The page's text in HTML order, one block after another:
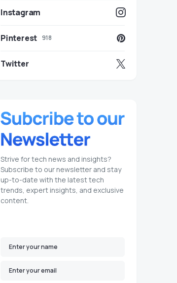
Instagram
Pinterest 918
Twitter
Strive for tech news and insights?
Subscribe to our newsletter and stay
up-to-date with the latest tech
trends, expert insights, and exclusive
content.